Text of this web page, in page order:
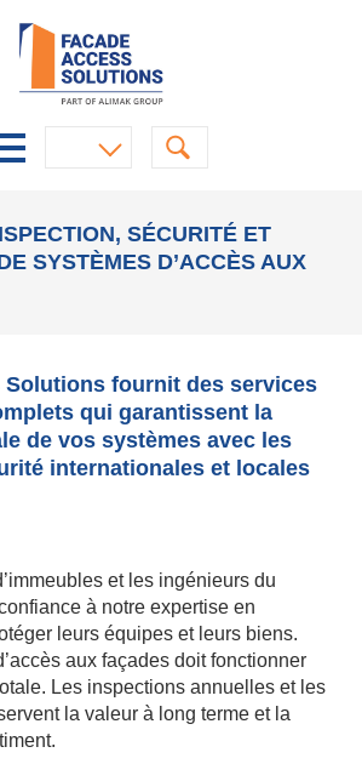
SÉCURITÉ ET
SYSTÈMES D’ACCÈS AUX
Solutions fournit des services
qui garantissent la
de vos systèmes avec les
internationales et locales
et les ingénieurs du
à notre expertise en
leurs équipes et leurs biens.
aux façades doit fonctionner
Les inspections annuelles et les
la valeur à long terme et la